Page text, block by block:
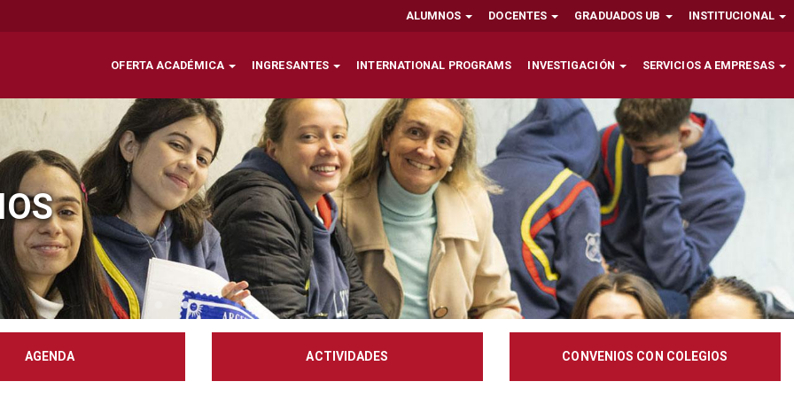
ALUMNOS DOCENTES GRADUADOS UB INSTITUCIONAL
OFERTA ACADÉMICA INGRESANTES INTERNATIONAL PROGRAMS INVESTIGACIÓN SERVICIOS A EMPRESAS
AGENDA ACTIVIDADES CONVENIOS CON COLEGIOS